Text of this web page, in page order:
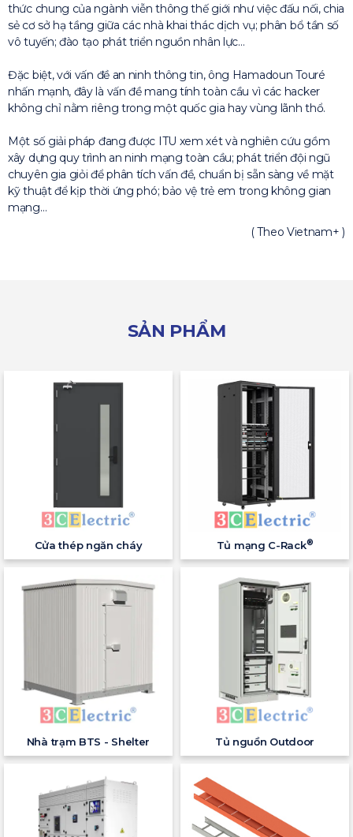
thức chung của ngành viễn thông thế giới như việc đấu nối, chia
sẻ cơ sở hạ tầng giữa các nhà khai thác dịch vụ; phân bổ tần số
vô tuyến; đào tạo phát triển nguồn nhân lực…
Đặc biệt, với vấn đề an ninh thông tin, ông Hamadoun Touré
nhấn mạnh, đây là vấn đề mang tính toàn cầu vì các hacker
không chỉ nằm riêng trong một quốc gia hay vùng lãnh thổ.
Một số giải pháp đang được ITU xem xét và nghiên cứu gồm
xây dựng quy trình an ninh mạng toàn cầu; phát triển đội ngũ
chuyên gia giỏi để phân tích vấn đề, chuẩn bị sẵn sàng về mặt
kỹ thuật để kịp thời ứng phó; bảo vệ trẻ em trong không gian
mạng…
( Theo Vietnam+ )
SẢN PHẨM
Cửa thép ngăn cháy Tủ mạng C-Rack®
Nhà trạm BTS - Shelter Tủ nguồn Outdoor